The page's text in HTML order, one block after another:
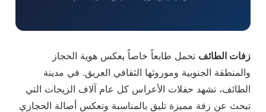
زفات الطائف تحمل طابعاً خاصاً يعكس هوية الحجاز
والمنطقة الجنوبية وموروثها الثقافي العريق. في مدينة
الطائف، تشهد حفلات الأعراس كل عام آلاف الزيجات التي
تبحث عن زفة مميزة تليق بالمناسبة وتعكس أصالة الحجازي